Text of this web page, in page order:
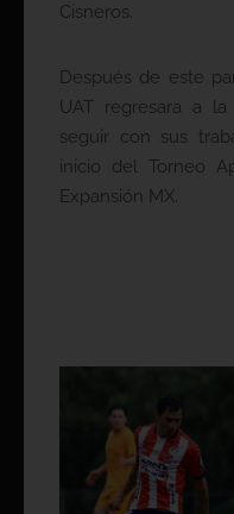
Cisneros.
Después de este
UAT regresara a
seguir con sus
inicio del Torneo
Expansión MX.